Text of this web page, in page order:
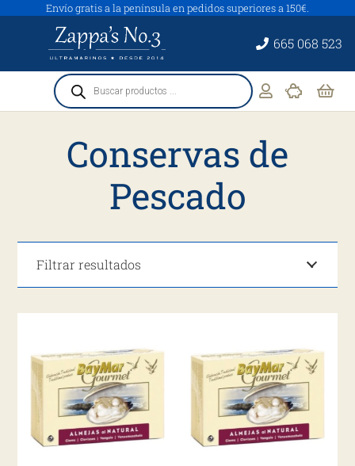
Envío gratis a la península en pedidos superiores a 150€.
665 068 523
Búsqueda
de
productos
Conservas de
Pescado
Filtrar resultados